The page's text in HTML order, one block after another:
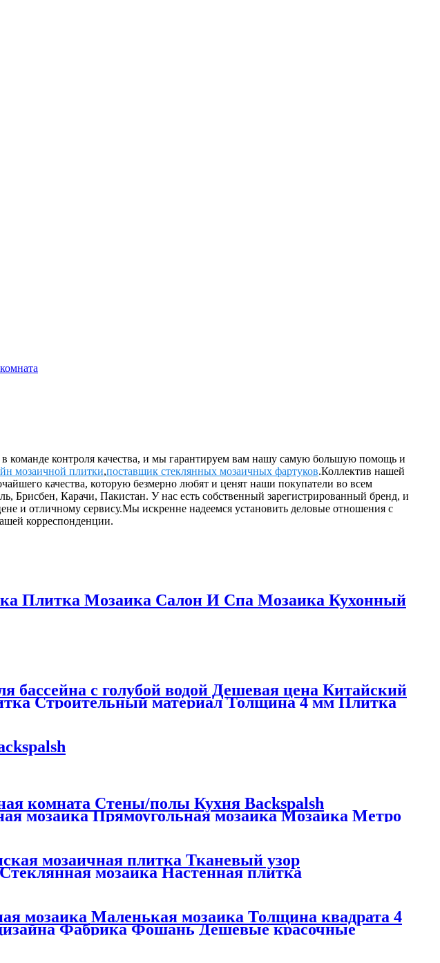
команде контроля качества, и мы гарантируем вам нашу самую большую помощь и
мозаичной плитки,поставщик стеклянных мозаичных фартуков.Коллектив нашей
качества, которую безмерно любят и ценят наши покупатели во всем
Брисбен, Карачи, Пакистан. У нас есть собственный зарегистрированный бренд, и
и отличному сервису.Мы искренне надеемся установить деловые отношения с
корреспонденции.
Плитка Мозаика Салон И Спа Мозаика Кухонный
бассейна с голубой водой Дешевая цена Китайский
Строительный материал Толщина 4 мм Плитка
Квадратная темно-синяя стеклянная мозаика
комната Стены/полы Кухня Backspalsh
мозаика Прямоугольная мозаика Мозаика Метро
мозаичная плитка Тканевый узор
мозаика Настенная плитка
мозаика Маленькая мозаика Толщина квадрата 4
Фабрика Фошань Дешевые красочные